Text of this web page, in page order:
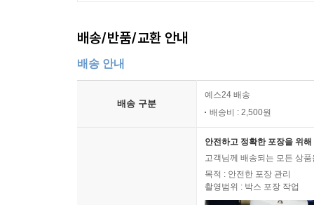
배송/반품/교환 안내
배송 안내
배송 구분
예스24 배송
배송비 : 2,500원
안전하고 정확한 포장을 위
고객님께 배송되는 모든 상
목적 : 안전한 포장 관리
촬영범위 : 박스 포장 작업